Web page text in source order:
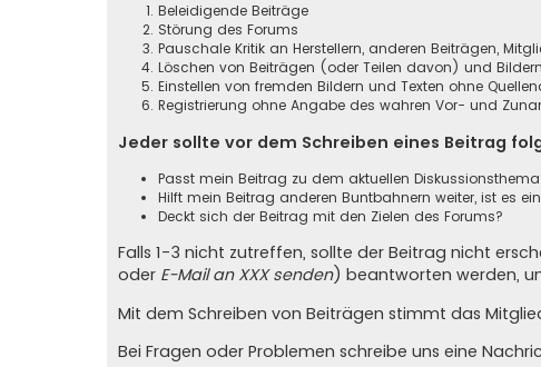
Beleidigende Beiträge
Störung des Forums
Pauschale Kritik an Herstellern, anderen Beiträgen,
Löschen von Beiträgen (oder Teilen davon) und
Einstellen von fremden Bildern und Texten ohne
Registrierung ohne Angabe des wahren Vor- und
Jeder sollte vor dem Schreiben eines Beitrag
Passt mein Beitrag zu dem aktuellen
Hilft mein Beitrag anderen Buntbahnern weiter, ist es
Deckt sich der Beitrag mit den Zielen des Forums?
Falls 1-3 nicht zutreffen, sollte der Beitrag nicht
oder E-Mail an XXX senden) beantworten werden,
Mit dem Schreiben von Beiträgen stimmt das
Bei Fragen oder Problemen schreibe uns eine